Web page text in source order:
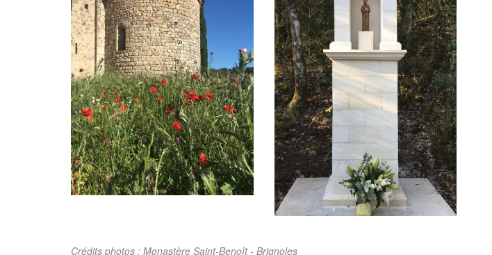
Crédits photos : Monastère Saint-Benoît - Brignoles